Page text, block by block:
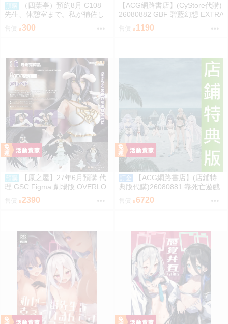
預購
（四葉亭）預約8月 C108
先生、休憩室まで。私が補佐し
ますVV かのぱん
售價 300
【ACG網路書店】(CyStore代購)
26080882 GBF 碧藍幻想 EXTRA
Fes 2026 場刊 附:序號
售價 1190
預購
【原之屋】27年6月預購 代
理 GSC Figma 劇場版 OVERLO
RD 聖王國篇 雅兒貝德 0918
2390
訂金
【ACG網路書店】(店鋪特
典版代購)26080881 靠死亡遊戲
混飯吃。44:CLOUDY BEACH 藍
光BD 幽鬼抱枕套限定版
6720